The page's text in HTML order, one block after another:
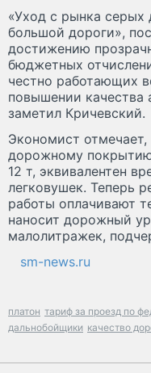
«Уход с рынка серых
большой дороги»,
достижению
бюджетных
честно работающих
повышении качества
заметил Кричевский.
Экономист
дорожному
12 т, эквивалентен
легковушек. Теперь
работы оплачивают
наносит дорожный
малолитражек,
sm-news.ru
платон тариф за проезд по
дальнобойщики качество